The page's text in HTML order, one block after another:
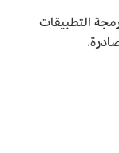
التطبيقات